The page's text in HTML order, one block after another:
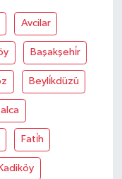
Avcilar
Başakşehi̇r
Beyli̇kdüzü
Fati̇h
Kadiköy